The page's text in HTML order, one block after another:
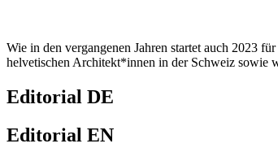
Wie in den vergangenen Jahren startet auch 2023 für
helvetischen Architekt*innen in der Schweiz sowie
Editorial DE
Editorial EN